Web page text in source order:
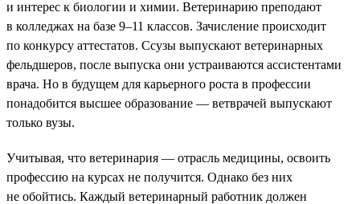
и интерес к биологии и химии. Ветеринарию преподают
в колледжах на базе 9–11 классов. Зачисление происходит
по конкурсу аттестатов. Ссузы выпускают ветеринарных
фельдшеров, после выпуска они устраиваются ассистентами
врача. Но в будущем для карьерного роста в профессии
понадобится высшее образование — ветврачей выпускают
только вузы.
Учитывая, что ветеринария — отрасль медицины, освоить
профессию на курсах не получится. Однако без них
не обойтись. Каждый ветеринарный работник должен